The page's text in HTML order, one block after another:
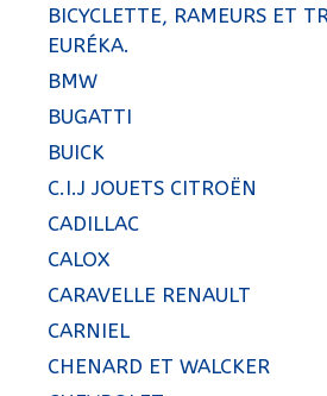
BICYCLETTE, RAMEURS ET
EURÉKA.
BMW
BUGATTI
BUICK
C.I.J JOUETS CITROËN
CADILLAC
CALOX
CARAVELLE RENAULT
CARNIEL
CHENARD ET WALCKER